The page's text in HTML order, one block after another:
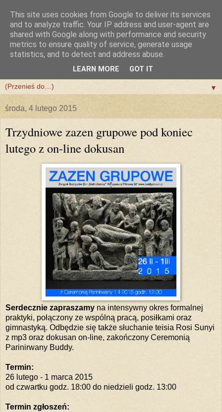
▼
środa, 4 lutego 2015
Trzydniowe zazen grupowe pod koniec
lutego z on-line dokusan
Serdecznie zapraszamy na intensywny okres formalnej
praktyki, połączony ze wspólną pracą, posiłkami oraz
gimnastyką. Odbędzie się także słuchanie teisia Rosi Sunyi
z mp3 oraz dokusan on-line, zakończony Ceremonią
Parinirwany Buddy.
Termin:
26 lutego - 1 marca 2015
od czwartku godz. 18:00 do niedzieli godz. 13:00
Termin zgłoszeń:
This site uses cookies from Google to deliver its services
and to analyze traffic. Your IP address and user-agent are
shared with Google along with performance and security
metrics to ensure quality of service, generate usage
statistics, and to detect and address abuse.
LEARN MORE GOT IT